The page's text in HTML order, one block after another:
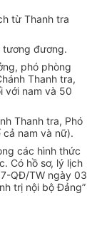
từ Thanh tra
tương đương.
phó phòng
Thanh tra,
với nam và 50
Thanh tra, Phó
nam và nữ).
các hình thức
Có hồ sơ, lý lịch
QĐ/TW ngày 03
trị nội bộ Đảng”